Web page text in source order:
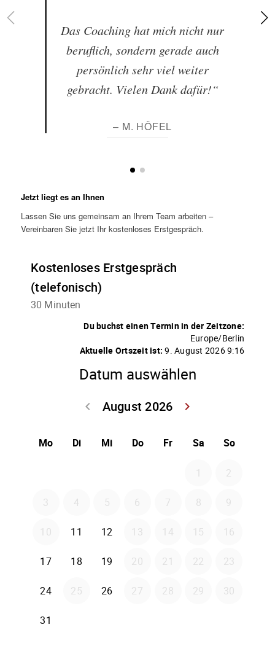
Das Coaching hat mich nicht nur
beruflich, sondern gerade auch
persönlich sehr viel weiter
gebracht. Vielen Dank dafür!“
– M. HÖFEL
Jetzt liegt es an Ihnen
Lassen Sie uns gemeinsam an Ihrem Team arbeiten –
Vereinbaren Sie jetzt Ihr kostenloses Erstgespräch.